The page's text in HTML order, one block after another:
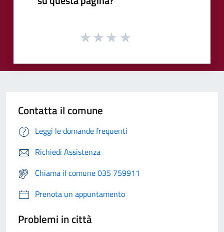
Contatta il comune
Leggi le domande frequenti
Richiedi Assistenza
Chiama il comune 035 759911
Prenota un appuntamento
Problemi in città